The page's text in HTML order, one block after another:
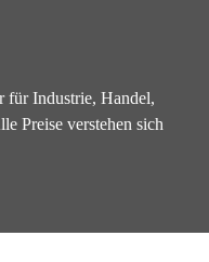
für Industrie, Handel,
Preise verstehen sich